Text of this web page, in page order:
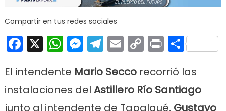
Compartir en tus redes sociales
Facebook
X WhatsApp
Messenger
Telegram
EmailCopy
Link
Print
El intendente Mario Secco recorrió las
instalaciones del Astillero Río Santiago
junto al intendente de Tapalqué, Gustavo